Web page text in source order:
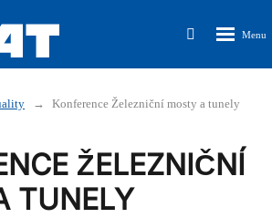
Vyhledávání
Konference Železniční mosty a tunely
ŽELEZNIČNÍ
TUNELY